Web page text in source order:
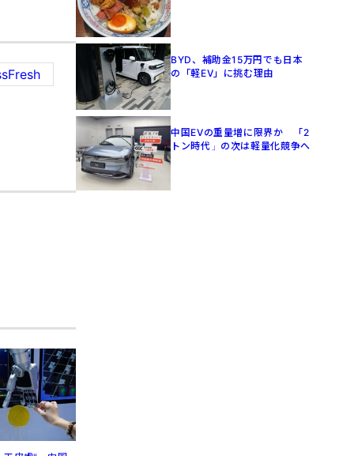
BYD、補助金15万円でも日本
の「軽EV」に挑む理由
中国EVの重量増に限界か 「2
トン時代」の次は軽量化競争へ